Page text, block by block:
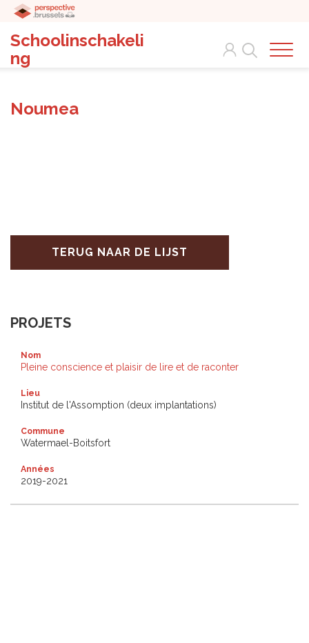
Schoolinschakeli
ng
Search
Noumea
TERUG NAAR DE LIJST
PROJETS
Nom
Pleine conscience et plaisir de lire et de raconter
Lieu
Institut de l'Assomption (deux implantations)
Commune
Watermael-Boitsfort
Années
2019-2021